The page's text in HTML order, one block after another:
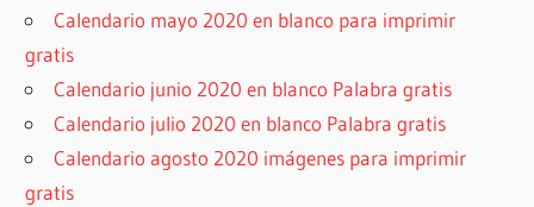
Calendario mayo 2020 en blanco para imprimir
gratis
Calendario junio 2020 en blanco Palabra gratis
Calendario julio 2020 en blanco Palabra gratis
Calendario agosto 2020 imágenes para imprimir
gratis